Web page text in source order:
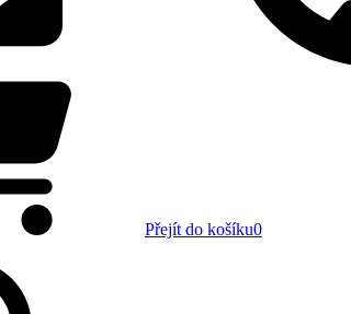
Přejít do košíku0